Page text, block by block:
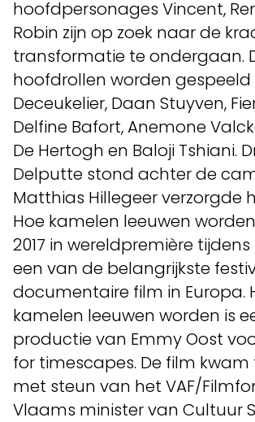
hoofdpersonages Vincent,
Robin zijn op zoek naar de
transformatie te ondergaan.
hoofdrollen worden gespeeld
Deceukelier, Daan Stuyven,
Delfine Bafort, Anemone
De Hertogh en Baloji Tshiani.
Delputte stond achter de
Matthias Hillegeer verzorgde
Hoe kamelen leeuwen
2017 in wereldpremière tijdens
een van de belangrijkste
documentaire film in Europa.
kamelen leeuwen worden is
productie van Emmy Oost
for timescapes. De film
met steun van het VAF/
Vlaams minister van Cultuur